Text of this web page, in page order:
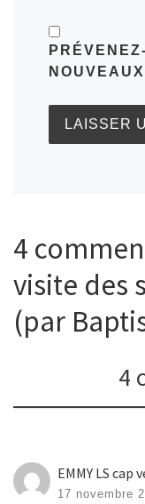
4
visite des
(par
4
EMMY LS cap
17 novembre